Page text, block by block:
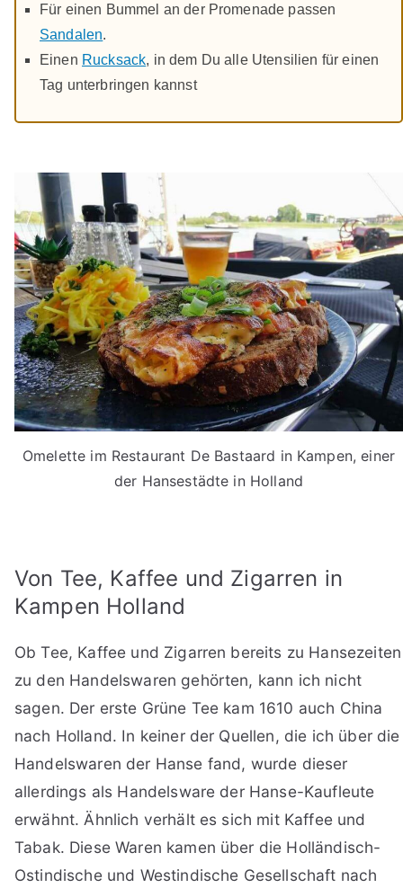
Für einen Bummel an der Promenade passen
Sandalen.
Einen Rucksack, in dem Du alle Utensilien für einen
Tag unterbringen kannst
Omelette im Restaurant De Bastaard in Kampen, einer
der Hansestädte in Holland
Von Tee, Kaffee und Zigarren in
Kampen Holland
Ob Tee, Kaffee und Zigarren bereits zu Hansezeiten
zu den Handelswaren gehörten, kann ich nicht
sagen. Der erste Grüne Tee kam 1610 auch China
nach Holland. In keiner der Quellen, die ich über die
Handelswaren der Hanse fand, wurde dieser
allerdings als Handelsware der Hanse-Kaufleute
erwähnt. Ähnlich verhält es sich mit Kaffee und
Tabak. Diese Waren kamen über die Holländisch-
Ostindische und Westindische Gesellschaft nach